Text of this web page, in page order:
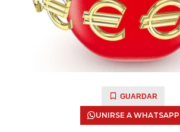
GUARDAR
UNIRSE A WHATSAPP